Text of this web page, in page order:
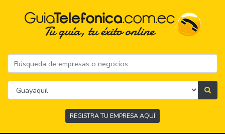
REGISTRA TU EMPRESA AQUÍ